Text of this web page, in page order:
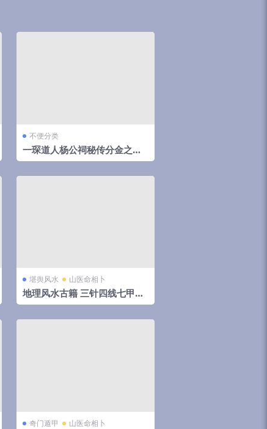
不便分类
一琛道人杨公祠秘传分金之胎
骨线法（高清晰版本）
堪舆风水 山医命相卜
地理风水古籍 三针四线七甲子
分金线法（上下册全）
奇门遁甲 山医命相卜